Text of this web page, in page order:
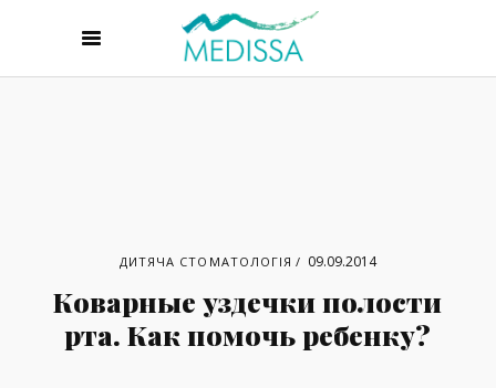
ДИТЯЧА СТОМАТОЛОГІЯ 09.09.2014
Коварные уздечки полости
рта. Как помочь ребенку?